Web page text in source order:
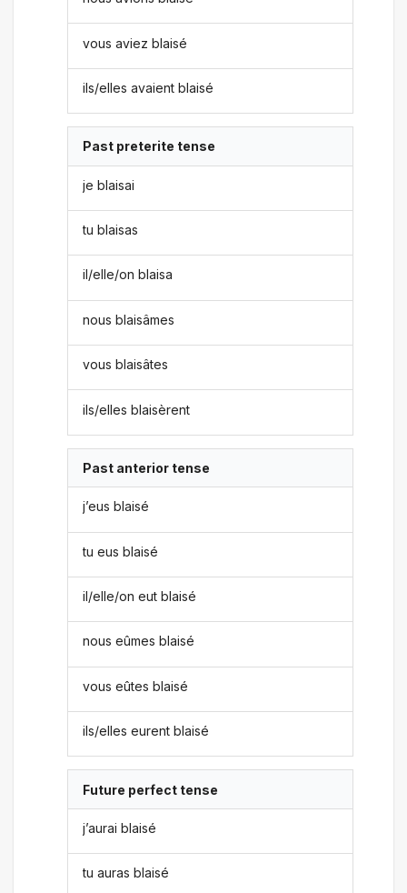
vous aviez blaisé
ils/elles avaient blaisé
Past preterite tense
je blaisai
tu blaisas
il/elle/on blaisa
nous blaisâmes
vous blaisâtes
ils/elles blaisèrent
Past anterior tense
j’eus blaisé
tu eus blaisé
il/elle/on eut blaisé
nous eûmes blaisé
vous eûtes blaisé
ils/elles eurent blaisé
Future perfect tense
j’aurai blaisé
tu auras blaisé